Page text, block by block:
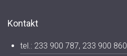
Kontakt
tel.: 233 900 787, 233 900 860